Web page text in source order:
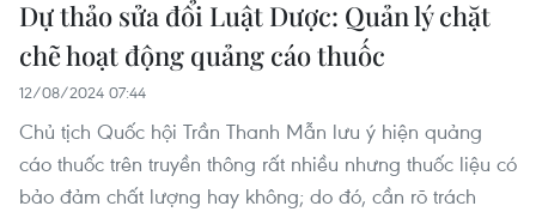
Dự thảo sửa đổi Luật Dược: Quản lý chặt
chẽ hoạt động quảng cáo thuốc
12/08/2024 07:44
Chủ tịch Quốc hội Trần Thanh Mẫn lưu ý hiện quảng
cáo thuốc trên truyền thông rất nhiều nhưng thuốc liệu có
bảo đảm chất lượng hay không; do đó, cần rõ trách